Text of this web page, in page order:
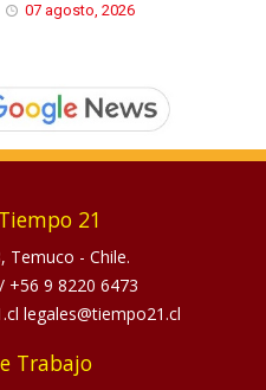
07 agosto, 2026
21
Temuco - Chile.
/ +56 9 8220 6473
legales@tiempo21.cl
Trabajo